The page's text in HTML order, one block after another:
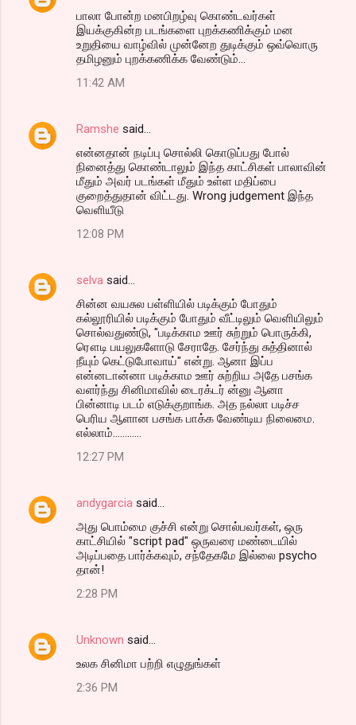
பாலா போன்ற மனபிறழ்வு கொண்டவர்கள்
இயக்குகின்ற படங்களை புறக்கணிக்கும் மன
உறுதியை வாழ்வில் முன்னேற துடிக்கும் ஒவ்வொரு
தமிழனும் புறக்கணிக்க வேண்டும்...
11:42 AM
Ramshe said…
என்னதான் நடிப்பு சொல்லி கொடுப்பது போல்
நினைத்து கொண்டாலும் இந்த காட்சிகள் பாலாவின்
மீதும் அவர் படங்கள் மீதும் உள்ள மதிப்பை
குறைத்துதான் விட்டது. Wrong judgement இந்த
வெளியீடு
12:08 PM
selva said…
சின்ன வயசுல பள்ளியில் படிக்கும் போதும்
கல்லூரியில் படிக்கும் போதும் வீட்டிலும் வெளியிலும்
சொல்வதுண்டு, "படிக்காம ஊர் சுற்றும் பொருக்கி,
ரௌடி பயலுகளோடு சேராதே. சேர்ந்து சுத்தினால்
நீயும் கெட்டுபோவாய்" என்று. ஆனா இப்ப
என்னடான்னா படிக்காம ஊர் சுற்றிய அதே பசங்க
வளர்ந்து சினிமாவில் டைரக்டர் ன்னு ஆனா
பின்னாடி படம் எடுக்குறாங்க. அத நல்லா படிச்ச
பெரிய ஆளான பசங்க பாக்க வேண்டிய நிலைமை.
எல்லாம்............
12:27 PM
andygarcia said…
அது பொம்மை குச்சி என்று சொல்பவர்கள், ஒரு
காட்சியில் "script pad" ஒருவரை மண்டையில்
அடிப்பதை பார்க்கவும், சந்தேகமே இல்லை psycho
தான்!
2:28 PM
Unknown said…
உலக சினிமா பற்றி எழுதுங்கள்
2:36 PM